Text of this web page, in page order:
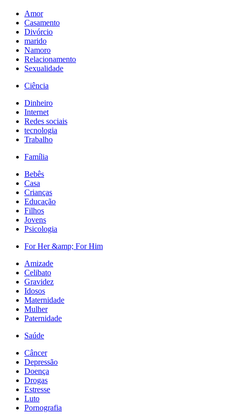
Amor
Casamento
Divórcio
marido
Namoro
Relacionamento
Sexualidade
Ciência
Dinheiro
Internet
Redes sociais
tecnologia
Trabalho
Família
Bebês
Casa
Crianças
Educação
Filhos
Jovens
Psicologia
For Her &amp; For Him
Amizade
Celibato
Gravidez
Idosos
Maternidade
Mulher
Paternidade
Saúde
Câncer
Depressão
Doença
Drogas
Estresse
Luto
Pornografia